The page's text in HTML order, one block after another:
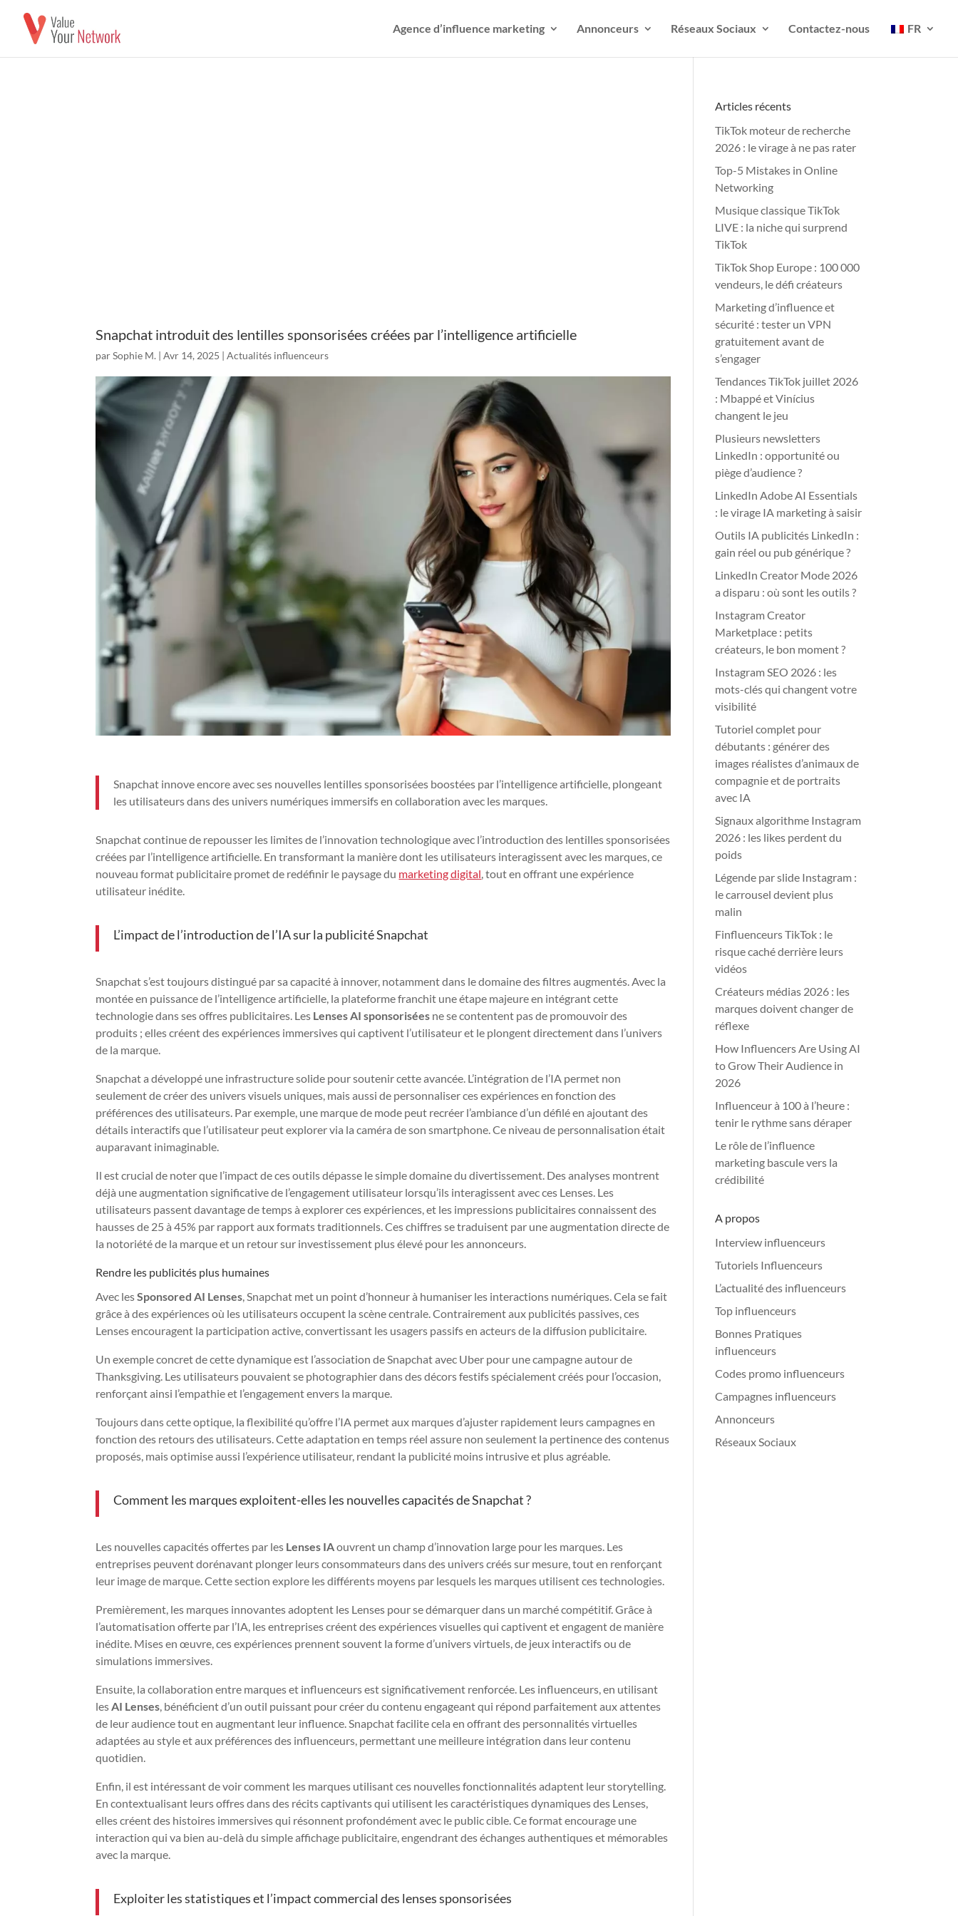
Agence d’influence marketing Annonceurs Réseaux Sociaux Contactez-nous FR
Snapchat introduit des lentilles sponsorisées créées par l’intelligence artificielle
parSophie M. |Avr 14, 2025 |Actualités influenceurs
Snapchat innove encore avec ses nouvelles lentilles sponsorisées boostées par l’intelligence artificielle, plongeant
les utilisateurs dans des univers numériques immersifs en collaboration avec les marques.
Snapchat continue de repousser les limites de l’innovation technologique avec l’introduction des lentilles sponsorisées
créées par l’intelligence artificielle. En transformant la manière dont les utilisateurs interagissent avec les marques, ce
nouveau format publicitaire promet de redéfinir le paysage du marketing digital, tout en offrant une expérience
utilisateur inédite.
L’impact de l’introduction de l’IA sur la publicité Snapchat
Snapchat s’est toujours distingué par sa capacité à innover, notamment dans le domaine des filtres augmentés. Avec la
montée en puissance de l’intelligence artificielle, la plateforme franchit une étape majeure en intégrant cette
technologie dans ses offres publicitaires. Les Lenses AI sponsorisées ne se contentent pas de promouvoir des
produits ; elles créent des expériences immersives qui captivent l’utilisateur et le plongent directement dans l’univers
de la marque.
Snapchat a développé une infrastructure solide pour soutenir cette avancée. L’intégration de l’IA permet non
seulement de créer des univers visuels uniques, mais aussi de personnaliser ces expériences en fonction des
préférences des utilisateurs. Par exemple, une marque de mode peut recréer l’ambiance d’un défilé en ajoutant des
détails interactifs que l’utilisateur peut explorer via la caméra de son smartphone. Ce niveau de personnalisation était
auparavant inimaginable.
Il est crucial de noter que l’impact de ces outils dépasse le simple domaine du divertissement. Des analyses montrent
déjà une augmentation significative de l’engagement utilisateur lorsqu’ils interagissent avec ces Lenses. Les
utilisateurs passent davantage de temps à explorer ces expériences, et les impressions publicitaires connaissent des
hausses de 25 à 45% par rapport aux formats traditionnels. Ces chiffres se traduisent par une augmentation directe de
la notoriété de la marque et un retour sur investissement plus élevé pour les annonceurs.
Rendre les publicités plus humaines
Avec lesSponsored AI Lenses, Snapchat met un point d’honneur à humaniser les interactions numériques. Cela se fait
grâce à des expériences où les utilisateurs occupent la scène centrale. Contrairement aux publicités passives, ces
Lenses encouragent la participation active, convertissant les usagers passifs en acteurs de la diffusion publicitaire.
Un exemple concret de cette dynamique est l’association de Snapchat avec Uber pour une campagne autour de
Thanksgiving. Les utilisateurs pouvaient se photographier dans des décors festifs spécialement créés pour l’occasion,
renforçant ainsi l’empathie et l’engagement envers la marque.
Toujours dans cette optique, la flexibilité qu’offre l’IA permet aux marques d’ajuster rapidement leurs campagnes en
fonction des retours des utilisateurs. Cette adaptation en temps réel assure non seulement la pertinence des contenus
proposés, mais optimise aussi l’expérience utilisateur, rendant la publicité moins intrusive et plus agréable.
Comment les marques exploitent-elles les nouvelles capacités de Snapchat ?
Les nouvelles capacités offertes par les Lenses IAouvrent un champ d’innovation large pour les marques. Les
entreprises peuvent dorénavant plonger leurs consommateurs dans des univers créés sur mesure, tout en renforçant
leur image de marque. Cette section explore les différents moyens par lesquels les marques utilisent ces technologies.
Premièrement, les marques innovantes adoptent les Lenses pour se démarquer dans un marché compétitif. Grâce à
l’automatisation offerte par l’IA, les entreprises créent des expériences visuelles qui captivent et engagent de manière
inédite. Mises en œuvre, ces expériences prennent souvent la forme d’univers virtuels, de jeux interactifs ou de
simulations immersives.
Ensuite, la collaboration entre marques et influenceurs est significativement renforcée. Les influenceurs, en utilisant
lesAI Lenses, bénéficient d’un outil puissant pour créer du contenu engageant qui répond parfaitement aux attentes
de leur audience tout en augmentant leur influence. Snapchat facilite cela en offrant des personnalités virtuelles
adaptées au style et aux préférences des influenceurs, permettant une meilleure intégration dans leur contenu
quotidien.
Enfin, il est intéressant de voir comment les marques utilisant ces nouvelles fonctionnalités adaptent leur storytelling.
En contextualisant leurs offres dans des récits captivants qui utilisent les caractéristiques dynamiques des Lenses,
elles créent des histoires immersives qui résonnent profondément avec le public cible. Ce format encourage une
interaction qui va bien au-delà du simple affichage publicitaire, engendrant des échanges authentiques et mémorables
avec la marque.
Exploiter les statistiques et l’impact commercial des lenses sponsorisées
Articles récents
TikTok moteur de recherche
2026 : le virage à ne pas rater
Top-5 Mistakes in Online
Networking
Musique classique TikTok
LIVE : la niche qui surprend
TikTok
TikTok Shop Europe : 100 000
vendeurs, le défi créateurs
Marketing d’influence et
sécurité : tester un VPN
gratuitement avant de
s’engager
Tendances TikTok juillet 2026
: Mbappé et Vinícius
changent le jeu
Plusieurs newsletters
LinkedIn : opportunité ou
piège d’audience ?
LinkedIn Adobe AI Essentials
: le virage IA marketing à saisir
Outils IA publicités LinkedIn :
gain réel ou pub générique ?
LinkedIn Creator Mode 2026
a disparu : où sont les outils ?
Instagram Creator
Marketplace : petits
créateurs, le bon moment ?
Instagram SEO 2026 : les
mots-clés qui changent votre
visibilité
Tutoriel complet pour
débutants : générer des
images réalistes d’animaux de
compagnie et de portraits
avec IA
Signaux algorithme Instagram
2026 : les likes perdent du
poids
Légende par slide Instagram :
le carrousel devient plus
malin
Finfluenceurs TikTok : le
risque caché derrière leurs
vidéos
Créateurs médias 2026 : les
marques doivent changer de
réflexe
How Influencers Are Using AI
to Grow Their Audience in
2026
Influenceur à 100 à l’heure :
tenir le rythme sans déraper
Le rôle de l’influence
marketing bascule vers la
crédibilité
A propos
Interview influenceurs
Tutoriels Influenceurs
L’actualité des influenceurs
Top influenceurs
Bonnes Pratiques
influenceurs
Codes promo influenceurs
Campagnes influenceurs
Annonceurs
Réseaux Sociaux